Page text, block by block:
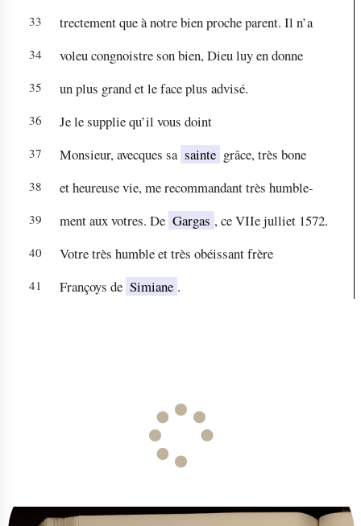
33 trectement que à notre bien proche parent. Il n’a
34 voleu congnoistre son bien, Dieu luy en donne
35 un plus grand et le face plus advisé.
36 Je le supplie qu’il vous doint
37 Monsieur, avecques sa sainte grâce, très bone
38 et heureuse vie, me recommandant très humble-
39 ment aux votres. De Gargas , ce VIIe julliet 1572.
40 Votre très humble et très obéissant frère
41 Françoys de Simiane .
n